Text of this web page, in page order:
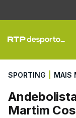
SPORTING MAIS
Martim